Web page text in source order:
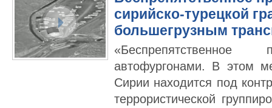
сирийско-турецкой
большегрузным
«Беспрепятственное
автофургонами. В этом
Сирии находится под
террористической